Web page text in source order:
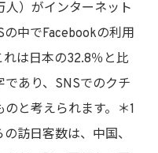
）がインターネット
中でFacebookの利用
は日本の32.8％と比
あり、SNSでのクチ
と考えられます。＊1
訪日客数は、中国、